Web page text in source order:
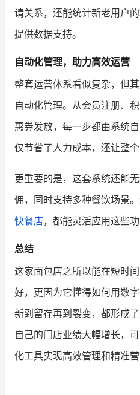
请关系，还能统计新老用户
提供数据支持。
自动化管理，助力高效运营
整套运营体系看似复杂，但
自动化管理。从会员注册、
惠券发放，每一步都由系统
仅节省了人力成本，还让整
更重要的是，这套系统还能
佣，同时支持多种餐饮场景。
快餐店，都能灵活应用这些
总结
这家面包店之所以能在短时
好，更因为它懂得如何用数
新到留存再到裂变，都形成
自己的门店业绩大幅增长，
化工具实现高效管理和精准